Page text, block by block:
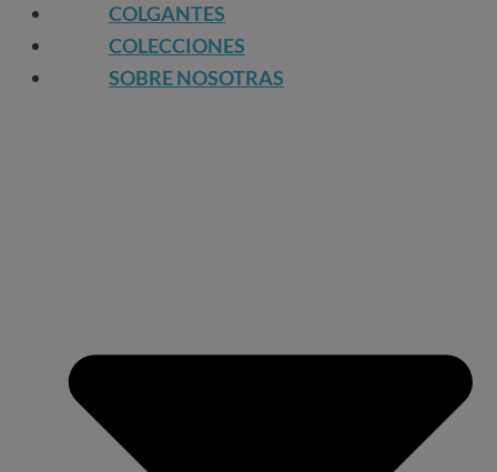
COLGANTES
COLECCIONES
SOBRE NOSOTRAS